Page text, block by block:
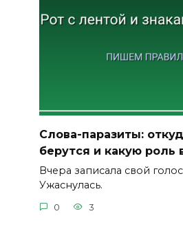
Слова-паразиты:
берутся и какую роль
Вчера записала свой
Ужаснулась.
0 3